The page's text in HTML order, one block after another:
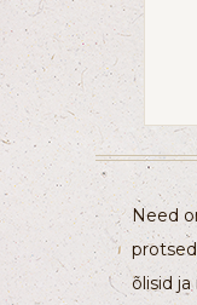
Need
õlisid